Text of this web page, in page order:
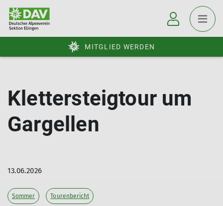
MITGLIED WERDEN
Klettersteigtour um
Gargellen
13.06.2026
Sommer Tourenbericht